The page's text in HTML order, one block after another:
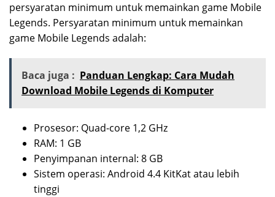
persyaratan minimum untuk memainkan game Mobile
Legends. Persyaratan minimum untuk memainkan
game Mobile Legends adalah:
Baca juga : Panduan Lengkap: Cara Mudah
Download Mobile Legends di Komputer
Prosesor: Quad-core 1,2 GHz
RAM: 1 GB
Penyimpanan internal: 8 GB
Sistem operasi: Android 4.4 KitKat atau lebih
tinggi